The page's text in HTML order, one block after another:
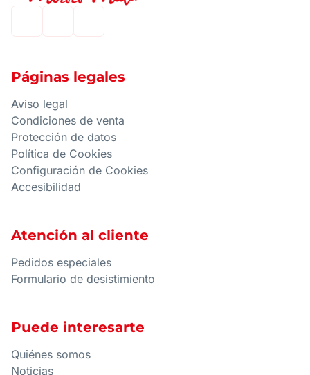
Páginas legales
Aviso legal
Condiciones de venta
Protección de datos
Política de Cookies
Configuración de Cookies
Accesibilidad
Atención al cliente
Pedidos especiales
Formulario de desistimiento
Puede interesarte
Quiénes somos
Noticias